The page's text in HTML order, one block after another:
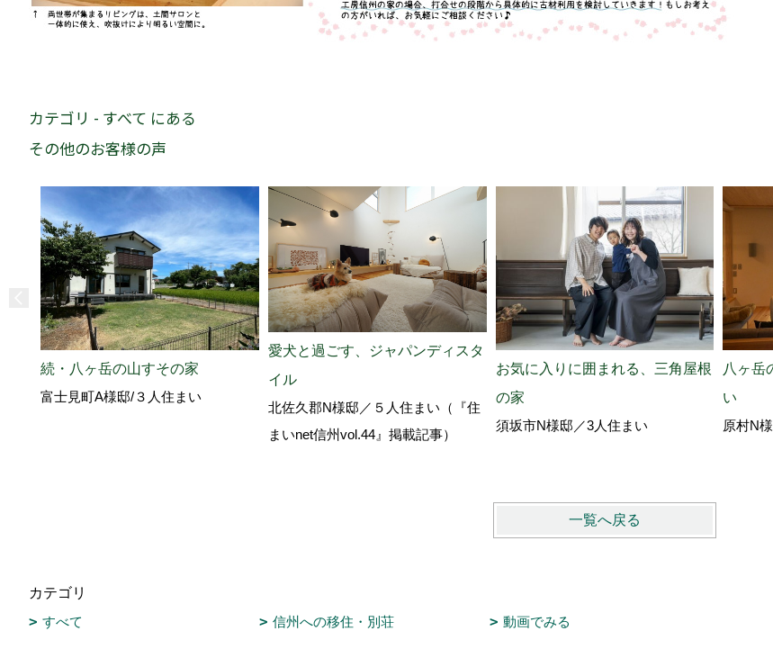
カテゴリ - すべて にある
その他のお客様の声
続・八ヶ岳の山すその家
富士見町A様邸/３人住まい
愛犬と過ごす、ジャパンディスタ
イル
北佐久郡N様邸／５人住まい（『住
まいnet信州vol.44』掲載記事）
お気に入りに囲まれる、三角屋根
の家
須坂市N様邸／3人住まい
八ヶ岳
い
原村N
一覧へ戻る
カテゴリ
すべて
信州への移住・別荘 動画でみる